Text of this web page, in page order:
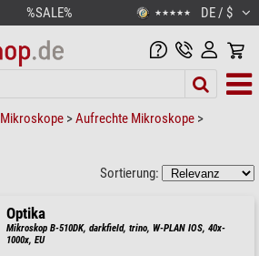
%SALE% ★★★★★ DE / $
Mikroskope >Aufrechte Mikroskope >
Sortierung:
Optika
Mikroskop B-510DK, darkfield, trino, W-PLAN IOS, 40x-
1000x, EU